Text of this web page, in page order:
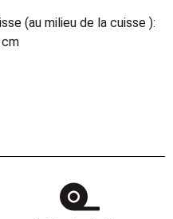
(au milieu de la cuisse ):